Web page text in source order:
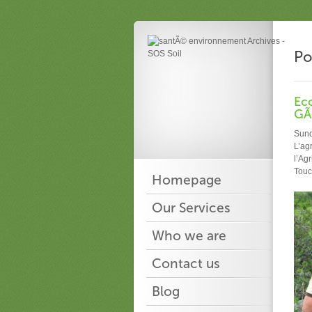
Homepage
Our Services
Who we are
Contact us
Blog